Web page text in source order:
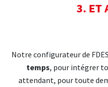
3. ET
Notre configurateur de
temps, pour intégrer
attendant, pour toute